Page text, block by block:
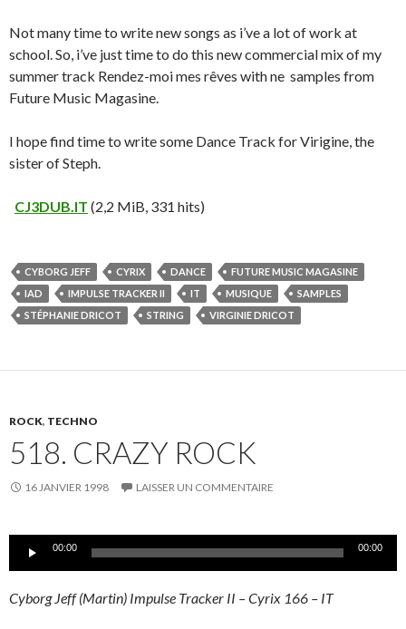
Not many time to write new songs as i’ve a lot of work at
school. So, i’ve just time to do this new commercial mix of my
summer track Rendez-moi mes rêves with ne samples from
Future Music Magasine.
I hope find time to write some Dance Track for Virigine, the
sister of Steph.
CJ3DUB.IT (2,2 MiB, 331 hits)
CYBORG JEFF CYRIX DANCE
FUTURE MUSIC MAGASINE
IAD
IMPULSE TRACKER II IT MUSIQUE
SAMPLES
STÉPHANIE DRICOT
STRING VIRGINIE DRICOT
ROCK, TECHNO
518. CRAZY ROCK
16 JANVIER 1998 LAISSER UN COMMENTAIRE
Lecteur00:00 00:00
Cyborg Jeff (Martin) Impulse Tracker II – Cyrix 166 – IT